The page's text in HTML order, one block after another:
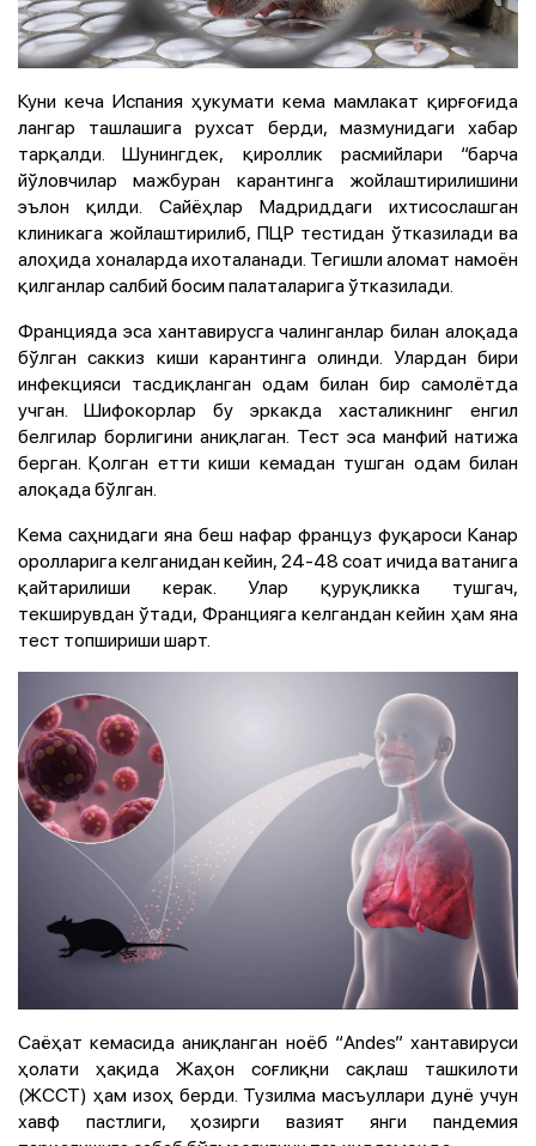
Куни кеча Испания ҳукумати кема мамлакат қирғоғида
лангар ташлашига рухсат берди, мазмунидаги хабар
тарқалди. Шунингдек, қироллик расмийлари “барча
йўловчилар мажбуран карантинга жойлаштирилишини
эълон қилди. Сайёҳлар Мадриддаги ихтисослашган
клиникага жойлаштирилиб, ПЦР тестидан ўтказилади ва
алоҳида хоналарда ихоталанади. Тегишли аломат намоён
қилганлар салбий босим палаталарига ўтказилади.
Францияда эса хантавирусга чалинганлар билан алоқада
бўлган саккиз киши карантинга олинди. Улардан бири
инфекцияси тасдиқланган одам билан бир самолётда
учган. Шифокорлар бу эркакда хасталикнинг енгил
белгилар борлигини аниқлаган. Тест эса манфий натижа
берган. Қолган етти киши кемадан тушган одам билан
алоқада бўлган.
Кема саҳнидаги яна беш нафар француз фуқароси Канар
оролларига келганидан кейин, 24-48 соат ичида ватанига
қайтарилиши керак. Улар қуруқликка тушгач,
текширувдан ўтади, Францияга келгандан кейин ҳам яна
тест топшириши шарт.
Саёҳат кемасида аниқланган ноёб “Andes” хантавируси
ҳолати ҳақида Жаҳон соғлиқни сақлаш ташкилоти
(ЖССТ) ҳам изоҳ берди. Тузилма масъуллари дунё учун
хавф пастлиги, ҳозирги вазият янги пандемия